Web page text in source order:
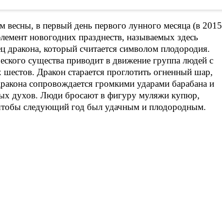
в первый день первого лунного месяца (в 2015
новогодних празднеств, называемых здесь
который считается символом плодородия.
существа приводит в движение группа людей с
Дракон старается проглотить огненный шар,
сопровождается громкими ударами барабана и
духов. Люди бросают в фигуру муляжи купюр,
следующий год был удачным и плодородным.